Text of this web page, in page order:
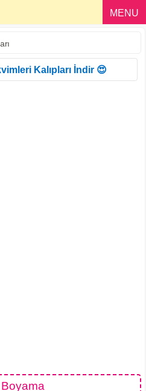
MENU
Kalıpları İndir 😍